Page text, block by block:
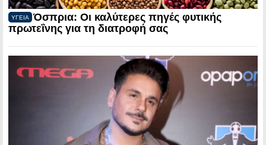
ΥΓΕΙΑ
Όσπρια: Οι καλύτερες πηγές φυτικής
πρωτεΐνης για τη διατροφή σας